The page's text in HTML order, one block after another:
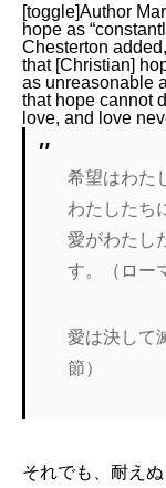
[toggle]Author
hope as
Chesterton
that [Christian]
as unreasonable
that hope cannot
love, and love
希望はわた
わたしたち
愛がわたし
す。（ロー
愛は決し
節）
それでも、耐え